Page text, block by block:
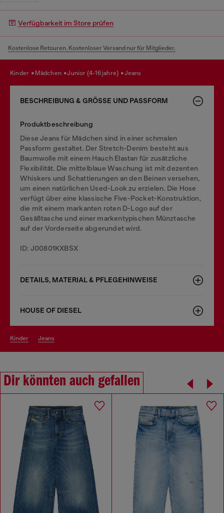
Verfügbarkeit im Store prüfen
Kostenlose Retouren. Kostenloser Versand nur für Mitglieder.
kinder mädchen junior (4-16 jahre) jeans
BESCHREIBUNG & GRÖSSE UND PASSFORM
Produktbeschreibung
Diese Jeans für Mädchen sind in einer schmalen
Passform gestaltet. Der Stretch-Denim besteht aus
Baumwolle mit einem Hauch Elastan für zusätzliche
Flexibilität. Die mittelblaue Waschung ist mit dezenten
Whiskers und Schattierungen an den Beinen versehen,
um einen natürlichen Used-Look zu erzielen. Die Hose
verfügt über eine klassische Five-Pocket-Konstruktion,
die mit einem markanten roten D-Logo auf der
Gesäßtasche und einer markentypischen Münztasche
auf der Vorderseite abgerundet wird.
ID: J00801KXBSX
DETAILS, MATERIAL & PFLEGEHINWEISE
HOUSE OF DIESEL
kinder jeans
Dir könnten auch gefallen